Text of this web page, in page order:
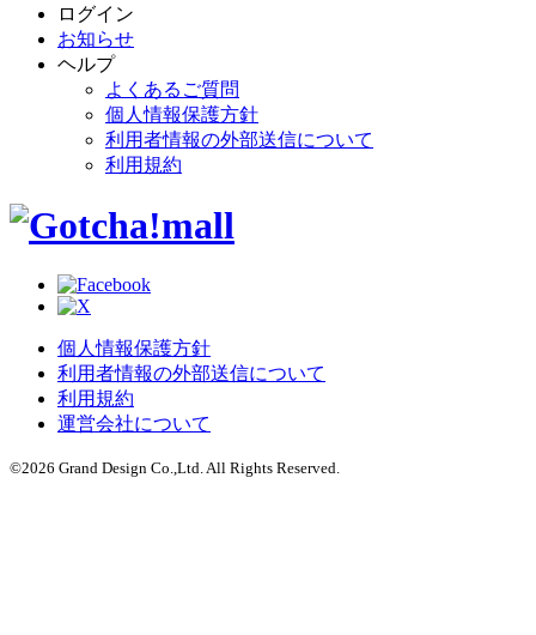
ログイン
お知らせ
ヘルプ
よくあるご質問
個人情報保護方針
利用者情報の外部送信について
利用規約
個人情報保護方針
利用者情報の外部送信について
利用規約
運営会社について
©2026 Grand Design Co.,Ltd. All Rights Reserved.